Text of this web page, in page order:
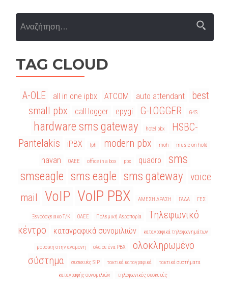
TAG CLOUD
A-OLE all in one ipbx ATCOM auto attendant
best
small pbx
call logger epygi G-LOGGER G4S
hardware sms gateway hotel pbx
HSBC-
Pantelakis
iPBX lph modern pbx moh music on hold
navan OAEE office in a box pbx quadro
sms
smseagle sms eagle sms gateway
voice
mail
VoIP VoIP PBX ΑΜΕΣΗ ΔΡΑΣΗ ΓΑΔΑ ΓΕΣ
Ξενοδοχειακο Τ/Κ ΟΑΕΕ Πολεμική Αεροπορία
Τηλεφωνικό
κέντρο
καταγραφικά συνομιλιών καταγραφικά τηλεφωνημάτων
μουσικη στην αναμονη ολα σε ένα PBX
ολοκληρωμένο
σύστημα
συσκευές SIP τακτικά καταγραφικά
τακτικά συστήματα
καταγραφής συνομιλιών
τηλεφωνικές συσκευές